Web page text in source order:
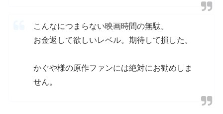
こんなにつまらない映画時間の無駄。
お金返して欲しいレベル。期待して損した。
かぐや様の原作ファンには絶対にお勧めしま
せん。